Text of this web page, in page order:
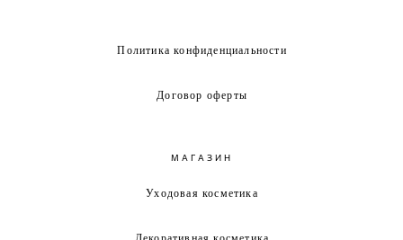
Политика конфиденциальности
Договор оферты
МАГАЗИН
Уходовая косметика